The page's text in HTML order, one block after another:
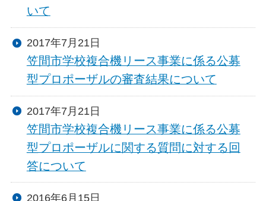
いて
2017年7月21日
笠間市学校複合機リース事業に係る公募
型プロポーザルの審査結果について
2017年7月21日
笠間市学校複合機リース事業に係る公募
型プロポーザルに関する質問に対する回
答について
2016年6月15日